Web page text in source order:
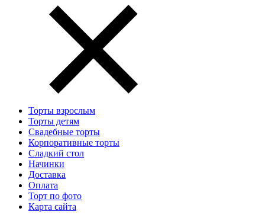
Торты взрослым
Торты детям
Свадебные торты
Корпоративные торты
Сладкий стол
Начинки
Доставка
Оплата
Торт по фото
Карта сайта